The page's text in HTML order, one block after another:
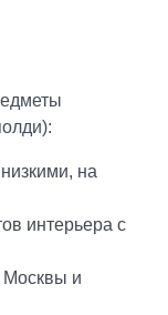
на
интерьера с
Москвы и